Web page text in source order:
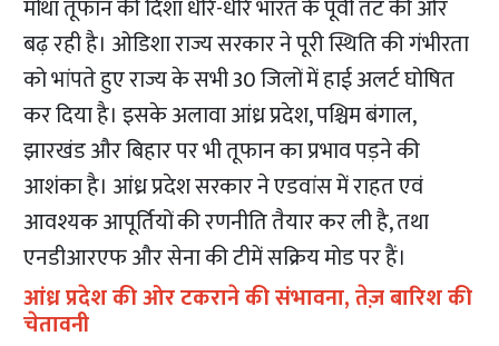
मोंथा तूफान की दिशा धीरे-धीरे भारत के पूर्वी तट की ओर
बढ़ रही है। ओडिशा राज्य सरकार ने पूरी स्थिति की गंभीरता
को भांपते हुए राज्य के सभी 30 जिलों में हाई अलर्ट घोषित
कर दिया है। इसके अलावा आंध्र प्रदेश, पश्चिम बंगाल,
झारखंड और बिहार पर भी तूफान का प्रभाव पड़ने की
आशंका है। आंध्र प्रदेश सरकार ने एडवांस में राहत एवं
आवश्यक आपूर्तियों की रणनीति तैयार कर ली है, तथा
एनडीआरएफ और सेना की टीमें सक्रिय मोड पर हैं।​​
आंध्र प्रदेश की ओर टकराने की संभावना, तेज़ बारिश की
चेतावनी